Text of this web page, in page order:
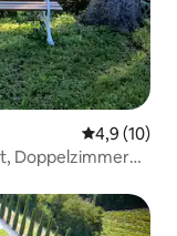
4,9 (10)
Doppelzimmer